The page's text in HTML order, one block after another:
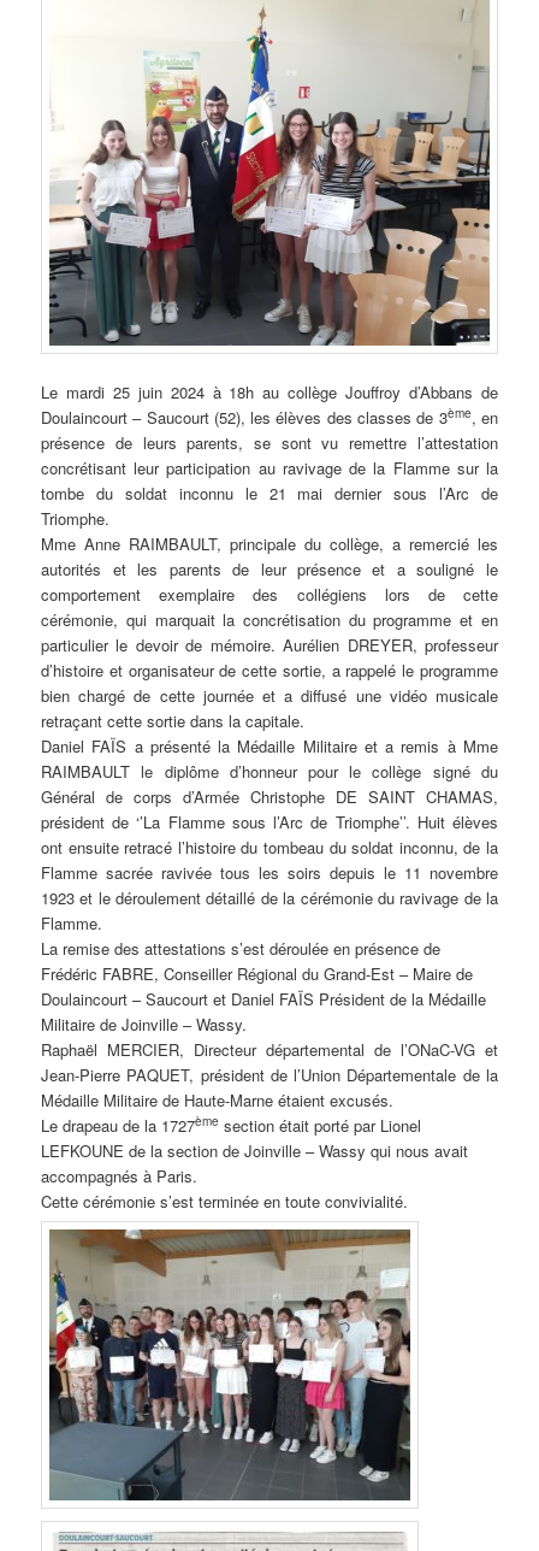
Le mardi 25 juin 2024 à 18h au collège Jouffroy d’Abbans de
Doulaincourt – Saucourt (52), les élèves des classes de 3ème, en
présence de leurs parents, se sont vu remettre l’attestation
concrétisant leur participation au ravivage de la Flamme sur la
tombe du soldat inconnu le 21 mai dernier sous l’Arc de
Triomphe.
Mme Anne RAIMBAULT, principale du collège, a remercié les
autorités et les parents de leur présence et a souligné le
comportement exemplaire des collégiens lors de cette
cérémonie, qui marquait la concrétisation du programme et en
particulier le devoir de mémoire. Aurélien DREYER, professeur
d’histoire et organisateur de cette sortie, a rappelé le programme
bien chargé de cette journée et a diffusé une vidéo musicale
retraçant cette sortie dans la capitale.
Daniel FAÏS a présenté la Médaille Militaire et a remis à Mme
RAIMBAULT le diplôme d’honneur pour le collège signé du
Général de corps d’Armée Christophe DE SAINT CHAMAS,
président de ‘’La Flamme sous l’Arc de Triomphe’’. Huit élèves
ont ensuite retracé l’histoire du tombeau du soldat inconnu, de la
Flamme sacrée ravivée tous les soirs depuis le 11 novembre
1923 et le déroulement détaillé de la cérémonie du ravivage de la
Flamme.
La remise des attestations s’est déroulée en présence de
Frédéric FABRE, Conseiller Régional du Grand-Est – Maire de
Doulaincourt – Saucourt et Daniel FAÏS Président de la Médaille
Militaire de Joinville – Wassy.
Raphaël MERCIER, Directeur départemental de l’ONaC-VG et
Jean-Pierre PAQUET, président de l’Union Départementale de la
Médaille Militaire de Haute-Marne étaient excusés.
Le drapeau de la 1727ème section était porté par Lionel
LEFKOUNE de la section de Joinville – Wassy qui nous avait
accompagnés à Paris.
Cette cérémonie s’est terminée en toute convivialité.